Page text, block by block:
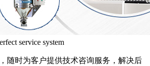
service system
随时为客户提供技术咨询服务，解决后